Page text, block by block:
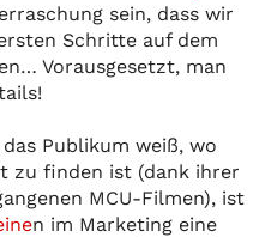
sein, dass wir
Schritte auf dem
Vorausgesetzt, man
Publikum weiß, wo
zu finden ist (dank ihrer
MCU-Filmen), ist
n im Marketing eine